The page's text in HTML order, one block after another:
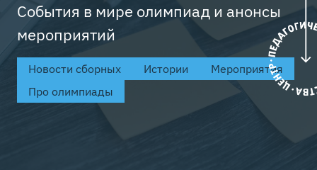
События в мире олимпиад и анонсы
мероприятий
Новости сборных Истории
Мероприятия
Про олимпиады